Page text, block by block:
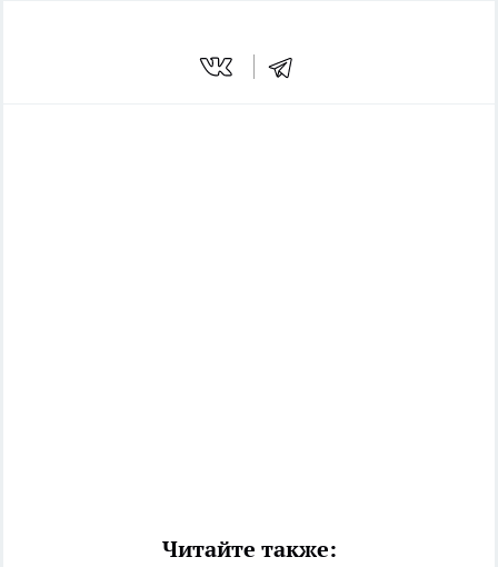
Читайте также: